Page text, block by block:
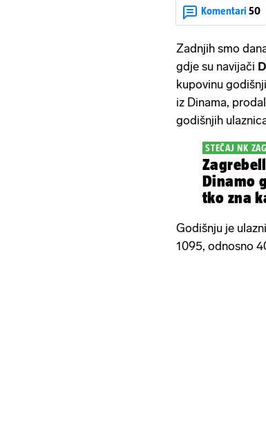
Komentari 50
Zadnjih smo
gdje su navijači
kupovinu
iz Dinama,
godišnjih
STEČAJ NK
Dinamo
tko zna
Godišnju je
1095, odnosno